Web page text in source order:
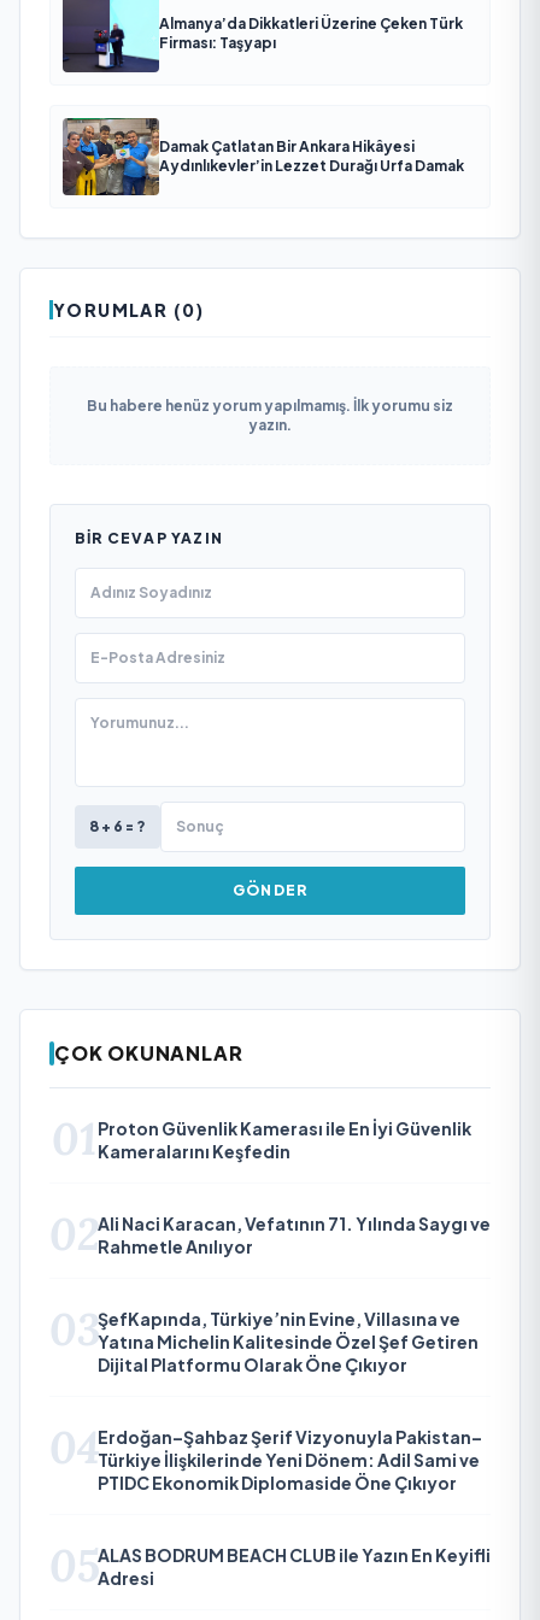
Almanya’da Dikkatleri Üzerine Çeken Türk
Firması: Taşyapı
Damak Çatlatan Bir Ankara Hikâyesi
Aydınlıkevler’in Lezzet Durağı Urfa Damak
YORUMLAR (0)
Bu habere henüz yorum yapılmamış. İlk yorumu siz
yazın.
BIR CEVAP YAZIN
8 + 6 = ?
GÖNDER
ÇOK OKUNANLAR
01 Proton Güvenlik Kamerası ile En İyi Güvenlik
Kameralarını Keşfedin
02Ali Naci Karacan, Vefatının 71. Yılında Saygı ve
Rahmetle Anılıyor
03ŞefKapında, Türkiye’nin Evine, Villasına ve
Yatına Michelin Kalitesinde Özel Şef Getiren
Dijital Platformu Olarak Öne Çıkıyor
04Erdoğan–Şahbaz Şerif Vizyonuyla Pakistan–
Türkiye İlişkilerinde Yeni Dönem: Adil Sami ve
PTIDC Ekonomik Diplomaside Öne Çıkıyor
05ALAS BODRUM BEACH CLUB ile Yazın En Keyifli
Adresi